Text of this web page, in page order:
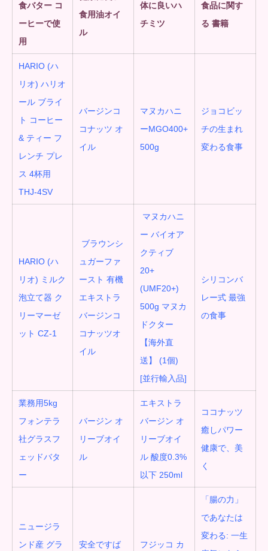
食バター コ
ーヒーで使
用
食用油オイ
ル
体に良いハ
チミツ
食品に関す
る 書籍
HARIO (ハ
リオ) ハリオ
ール ブライ
ト コーヒー
& ティー フ
レンチ プレ
ス 4杯用
THJ-4SV
バージンコ
コナッツ オ
イル
マヌカハニ
ーMGO400+
500g
ジョコビッ
チの生まれ
変わる食事
HARIO (ハ
リオ) ミルク
泡立て器 ク
リーマーゼ
ット CZ-1
ブラウンシ
ュガーファ
ースト 有機
エキストラ
バージンコ
コナッツオ
イル
マヌカハニ
ー バイオア
クティブ
20+
(UMF20+)
500g マヌカ
ドクター
【海外直
送】 (1個)
[並行輸入品]
シリコンバ
レー式 最強
の食事
業務用5kg
フォンテラ
社グラスフ
ェッドバタ
ー
バージン オ
リーブオイ
ル
エキストラ
バージン オ
リーブオイ
ル 酸度0.3%
以下 250ml
ココナッツ
癒しパワー
健康で、美
く
ニュージラ
ンド産 グラ
安全ですば フジッコ カ
「腸の力」
であなたは
変わる: 一生